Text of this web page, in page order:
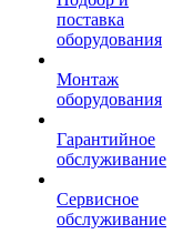
поставка
оборудования
Монтаж
оборудования
Гарантийное
обслуживание
Сервисное
обслуживание